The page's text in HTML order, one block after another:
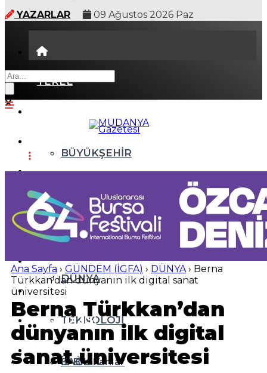
YAZARLAR
09 Ağustos 2026 Paz
YEREL
BÜYÜKŞEHİR
ASAYİŞ
YAŞAM
DÜNYA
TEKNOLOJİ
SAĞLIK
ÖZEL HABER
EKONOMİ
AKTÜEL
EĞİTİM
SPOR
YAZI DİZİSİ
İz Bırakanlar
YAZARLAR
Ana Sayfa › GÜNDEM (İGFA) › DÜNYA› Berna
Türkkan’dan dünyanın ilk digital sanat
üniversitesi
Berna Türkkan’dan
dünyanın ilk digital
sanat üniversitesi